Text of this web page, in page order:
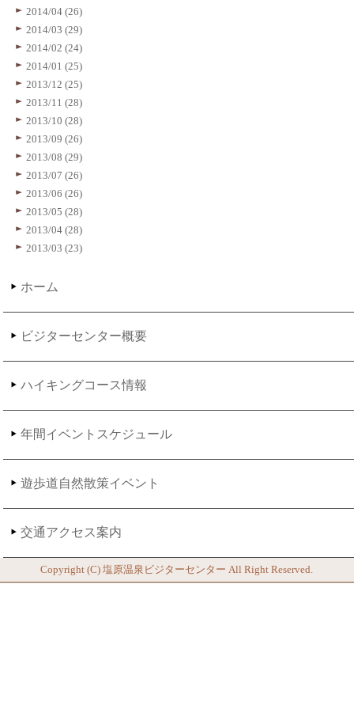
2014/04 (26)
2014/03 (29)
2014/02 (24)
2014/01 (25)
2013/12 (25)
2013/11 (28)
2013/10 (28)
2013/09 (26)
2013/08 (29)
2013/07 (26)
2013/06 (26)
2013/05 (28)
2013/04 (28)
2013/03 (23)
ホーム
ビジターセンター概要
ハイキングコース情報
年間イベントスケジュール
遊歩道自然散策イベント
交通アクセス案内
Copyright (C)塩原温泉ビジターセンター All Right Reserved.